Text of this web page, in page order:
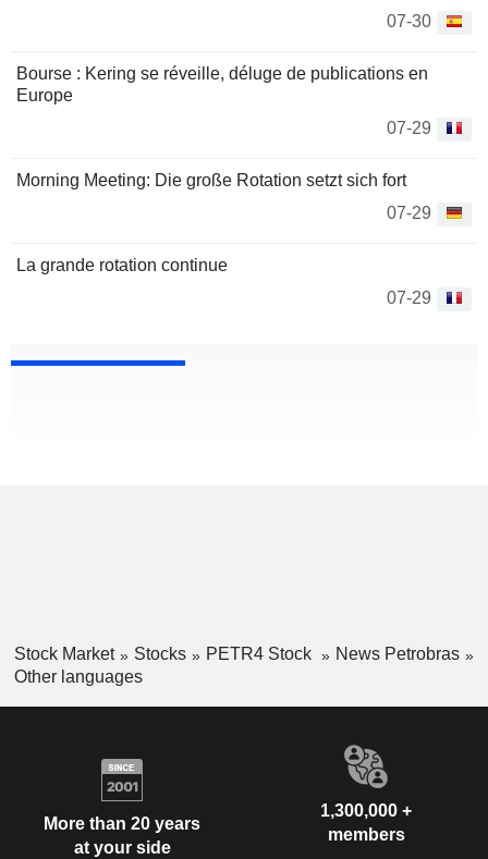
07-30
Bourse : Kering se réveille, déluge de publications en
Europe
07-29
Morning Meeting: Die große Rotation setzt sich fort
07-29
La grande rotation continue
07-29
Stock Market Stocks PETR4 Stock
News Petrobras
Other languages
More than 20 years
at your side
1,300,000 +
members